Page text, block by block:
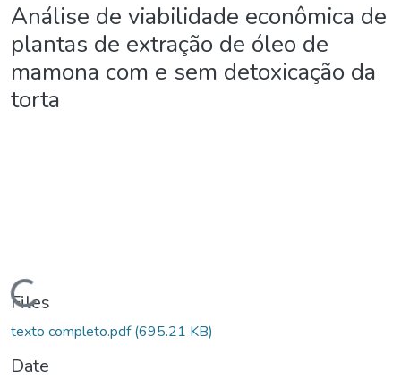
Análise de viabilidade econômica de
plantas de extração de óleo de
mamona com e sem detoxicação da
torta
Loading...
Files
texto completo.pdf(695.21 KB)
Date